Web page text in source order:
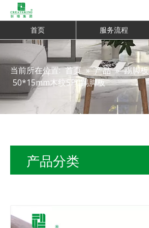
首页 服务流程
当前所在位置: 首页 » 产品 » 踢脚板
50*15mm木纹SPC踢脚板
产品分类